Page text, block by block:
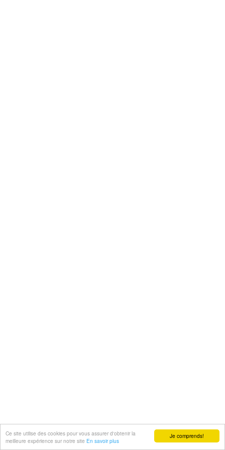
Je comprends!
Ce site utilise des cookies pour vous assurer d'obtenir la
meilleure expérience sur notre site En savoir plus